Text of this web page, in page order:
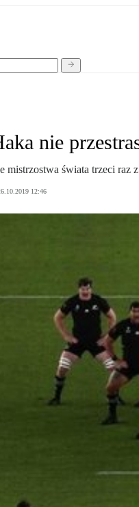
nie
mistrzostwa świata trzeci
12:46